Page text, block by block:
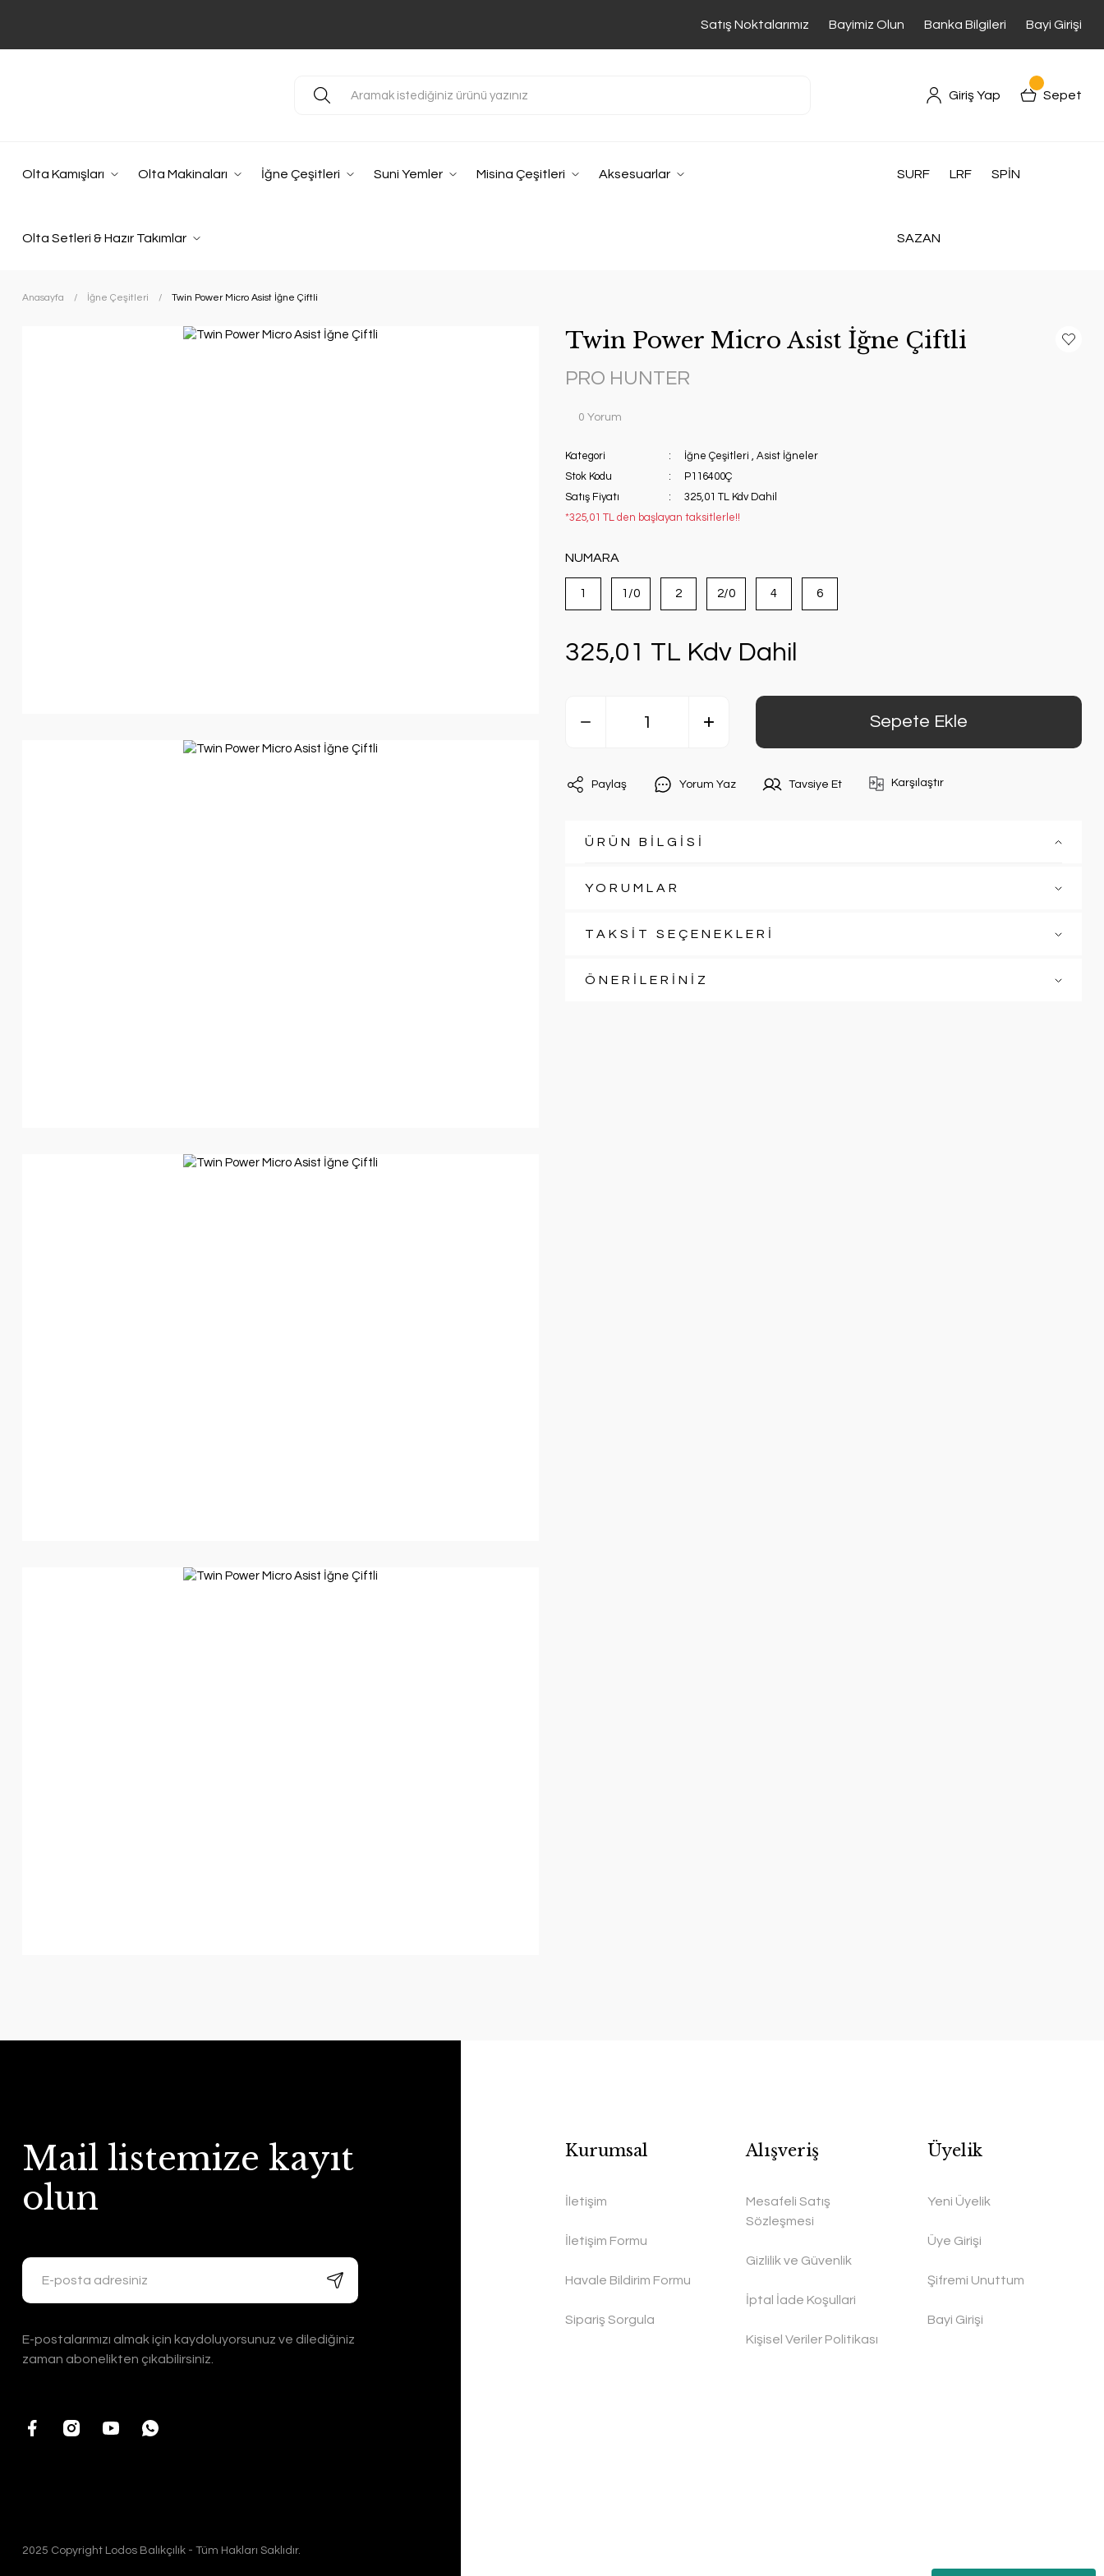
Satış Noktalarımız Bayimiz Olun Banka Bilgileri Bayi Girişi
Giriş Yap Sepet
Olta Kamışları Olta Makinaları İğne Çeşitleri Suni Yemler Misina Çeşitleri Aksesuarlar
Olta Setleri & Hazır Takımlar
SURF LRF SPİN
SAZAN
Anasayfa İğne Çeşitleri Twin Power Micro Asist İğne Çiftli
Twin Power Micro Asist İğne Çiftli
PRO HUNTER
0 Yorum
Kategori İğne Çeşitleri , Asist İğneler
Stok Kodu
P116400Ç
Satış Fiyatı
325,01 TL Kdv Dahil
*325,01 TL den başlayan taksitlerle!!
NUMARA
1 1/0 2 2/0 4 6
325,01 TL Kdv Dahil
Sepete Ekle
Paylaş Yorum Yaz Tavsiye Et Karşılaştır
ÜRÜN BİLGİSİ
YORUMLAR
TAKSİT SEÇENEKLERİ
ÖNERİLERİNİZ
Mail listemize kayıt
olun
E-postalarımızı almak için kaydoluyorsunuz ve dilediğiniz
zaman abonelikten çıkabilirsiniz.
Kurumsal
İletişim
İletişim Formu
Havale Bildirim Formu
Sipariş Sorgula
Alışveriş
Mesafeli Satış
Sözleşmesi
Gizlilik ve Güvenlik
İptal İade Koşullari
Kişisel Veriler Politikası
Üyelik
Yeni Üyelik
Üye Girişi
Şifremi Unuttum
Bayi Girişi
2025 Copyright Lodos Balıkçılık - Tüm Hakları Saklıdır.